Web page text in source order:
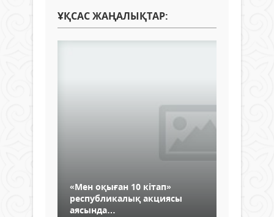
ҰҚСАС ЖАҢАЛЫҚТАР:
«Мен оқыған 10 кітап»
республикалық акциясы
аясында…